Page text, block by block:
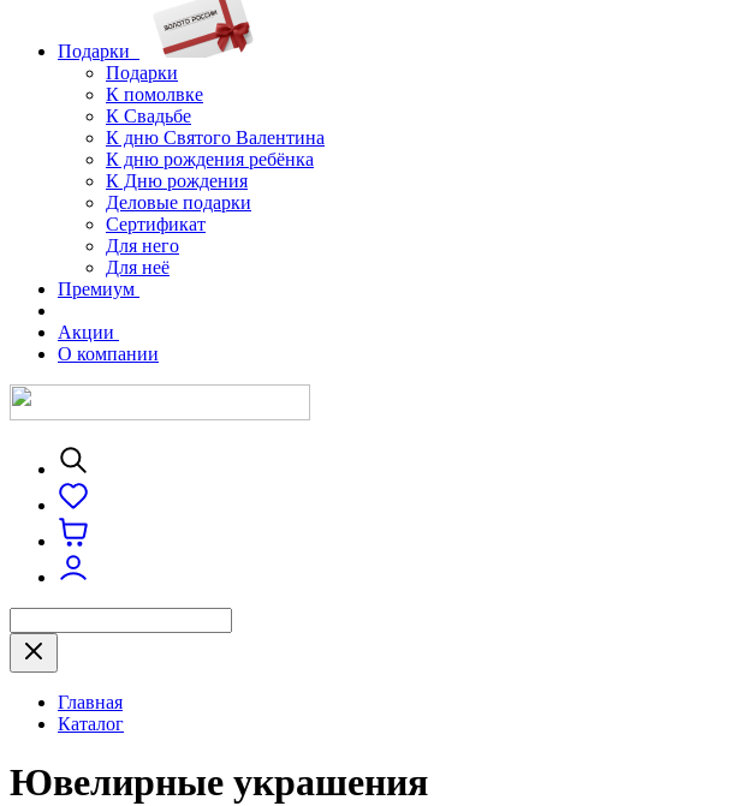
Подарки
Подарки
К помолвке
К Свадьбе
К дню Святого Валентина
К дню рождения ребёнка
К Дню рождения
Деловые подарки
Сертификат
Для него
Для неё
Премиум
Акции
О компании
Главная
Каталог
Ювелирные украшения